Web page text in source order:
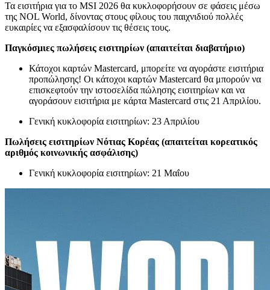
Τα εισιτήρια για το MSI 2026 θα κυκλοφορήσουν σε φάσεις μέσω
της NOL World, δίνοντας στους φίλους του παιχνιδιού πολλές
ευκαιρίες να εξασφαλίσουν τις θέσεις τους.
Παγκόσμιες πωλήσεις εισιτηρίων (απαιτείται διαβατήριο)
Κάτοχοι καρτών Mastercard, μπορείτε να αγοράστε εισιτήρια
προπώλησης! Οι κάτοχοι καρτών Mastercard θα μπορούν να
επισκεφτούν την ιστοσελίδα πώλησης εισιτηρίων και να
αγοράσουν εισιτήρια με κάρτα Mastercard στις 21 Απριλίου.
Γενική κυκλοφορία εισιτηρίων: 23 Απριλίου
Πωλήσεις εισιτηρίων Νότιας Κορέας (απαιτείται κορεατικός
αριθμός κοινωνικής ασφάλισης)
Γενική κυκλοφορία εισιτηρίων: 21 Μαΐου